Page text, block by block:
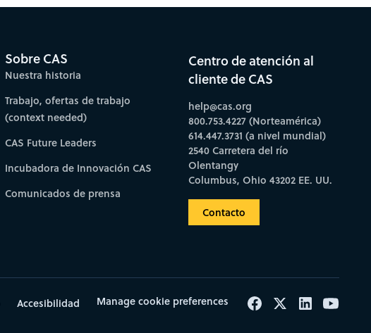
Sobre CAS
Nuestra historia
Trabajo, ofertas de trabajo
(context needed)
CAS Future Leaders
Incubadora de Innovación CAS
Comunicados de prensa
Centro de atención al
cliente de CAS
help@cas.org
800.753.4227 (Norteamérica)
614.447.3731 (a nivel mundial)
2540 Carretera del río
Olentangy
Columbus, Ohio 43202 EE. UU.
Contacto
Accesibilidad Manage cookie preferences